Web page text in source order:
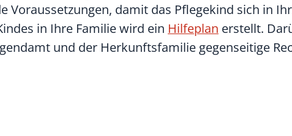
Voraussetzungen, damit das Pflegekind sich in
in Ihre Familie wird ein Hilfeplan erstellt.
und der Herkunftsfamilie gegenseitige